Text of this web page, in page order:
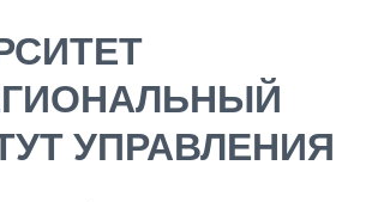
УПРАВЛЕНИЯ